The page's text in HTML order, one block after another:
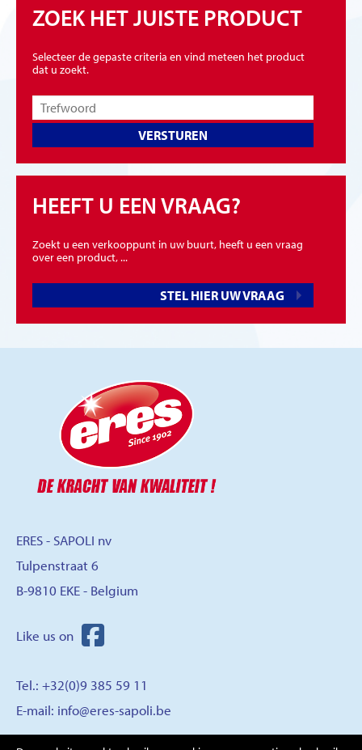
ZOEK HET JUISTE PRODUCT
Selecteer de gepaste criteria en vind meteen het product
dat u zoekt.
VERSTUREN
HEEFT U EEN VRAAG?
Zoekt u een verkooppunt in uw buurt, heeft u een vraag
over een product, ...
STEL HIER UW VRAAG
ERES - SAPOLI nv
Tulpenstraat 6
B-9810 EKE - Belgium
Tel.: +32(0)9 385 59 11
E-mail: info@eres-sapoli.be